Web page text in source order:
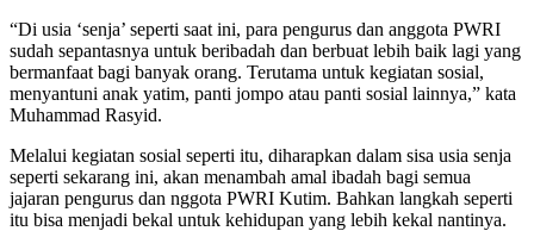
“Di usia ‘senja’ seperti saat ini, para pengurus dan anggota PWRI
sudah sepantasnya untuk beribadah dan berbuat lebih baik lagi yang
bermanfaat bagi banyak orang. Terutama untuk kegiatan sosial,
menyantuni anak yatim, panti jompo atau panti sosial lainnya,” kata
Muhammad Rasyid.
Melalui kegiatan sosial seperti itu, diharapkan dalam sisa usia senja
seperti sekarang ini, akan menambah amal ibadah bagi semua
jajaran pengurus dan nggota PWRI Kutim. Bahkan langkah seperti
itu bisa menjadi bekal untuk kehidupan yang lebih kekal nantinya.